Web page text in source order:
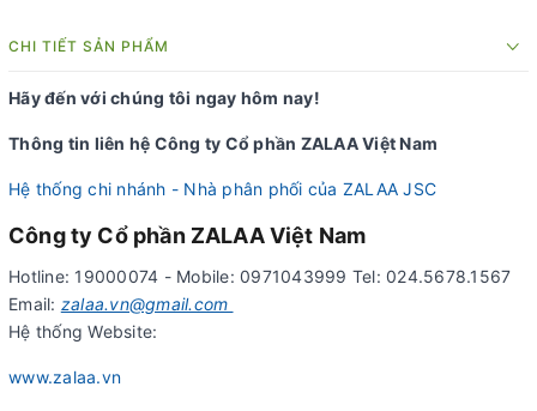
CHI TIẾT SẢN PHẨM
Hãy đến với chúng tôi ngay hôm nay!
Thông tin liên hệ Công ty Cổ phần ZALAA Việt Nam
Hệ thống chi nhánh - Nhà phân phối của ZALAA JSC
Công ty Cổ phần ZALAA Việt Nam
Hotline: 19000074 - Mobile: 0971043999 Tel: 024.5678.1567
Email: zalaa.vn@gmail.com
Hệ thống Website:
www.zalaa.vn